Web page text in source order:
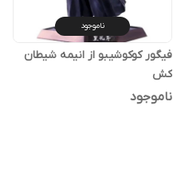
ناموجود
فیگور کوکوشیبو از انیمه شیطان
کش
ناموجود